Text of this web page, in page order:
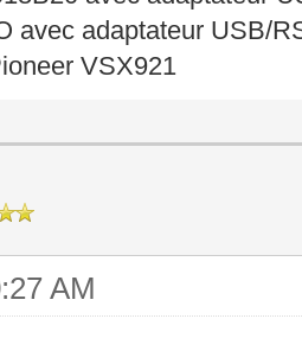
avec adaptateur USB/
VSX921
AM